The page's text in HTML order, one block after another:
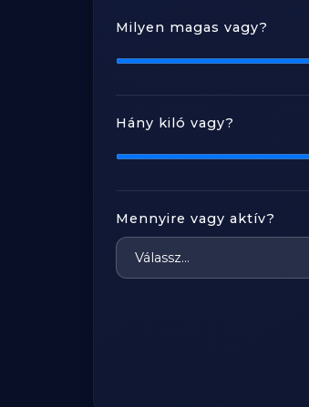
Milyen magas vagy?
Hány kiló vagy?
Mennyire vagy aktív?